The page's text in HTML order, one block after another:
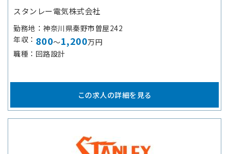
スタンレー電気株式会社
勤務地
神奈川県秦野市曽屋242
年収
800～1,200万円
職種
回路設計
この求人の詳細を見る